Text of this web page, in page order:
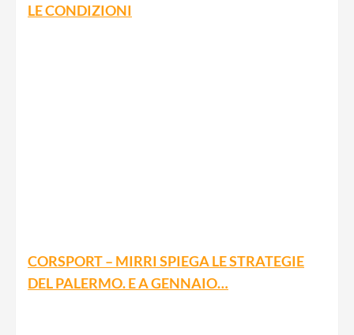
LE CONDIZIONI
CORSPORT – MIRRI SPIEGA LE STRATEGIE
DEL PALERMO. E A GENNAIO…